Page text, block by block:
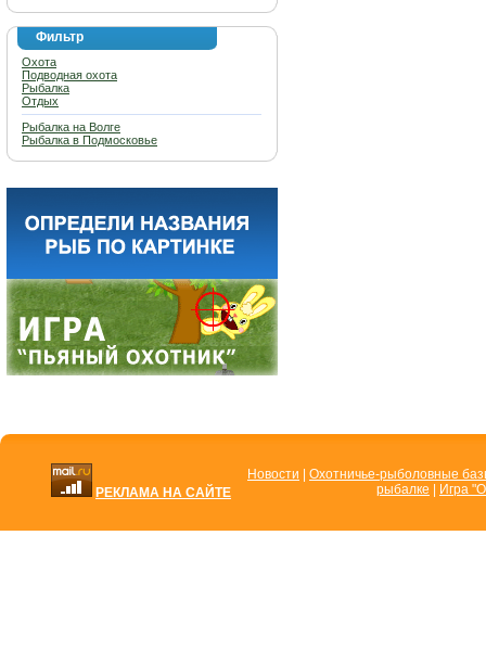
Фильтр
Охота
Подводная охота
Рыбалка
Отдых
Рыбалка на Волге
Рыбалка в Подмосковье
РЕКЛАМА НА САЙТЕ
Новости
Охотничье-рыболовные
рыбалке
Игра